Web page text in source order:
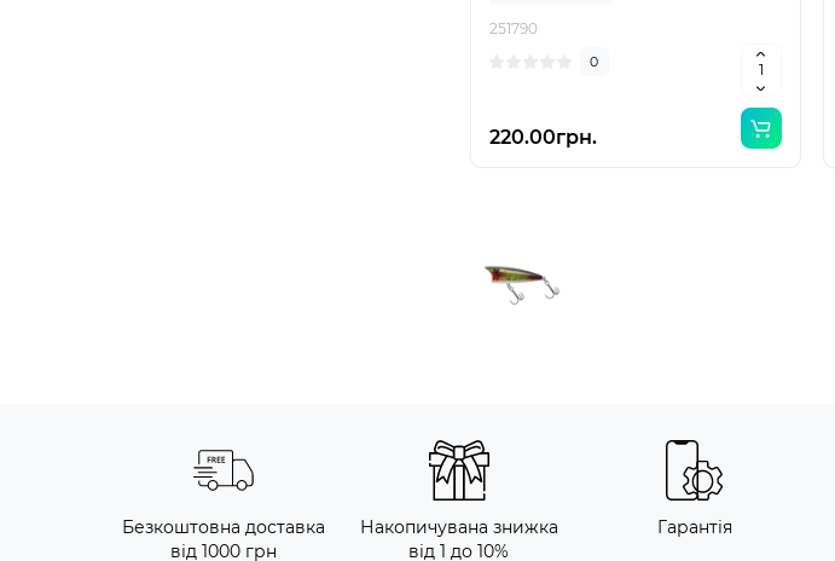
251790
0
220.00грн.
Безкоштовна доставка
від 1000 грн
Накопичувана знижка
від 1 до 10%
Гарантія